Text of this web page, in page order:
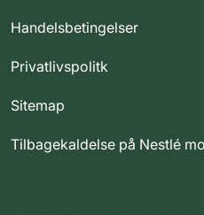
Handelsbetingelser
Privatlivspolitk
Sitemap
Tilbagekaldelse på Nestlé